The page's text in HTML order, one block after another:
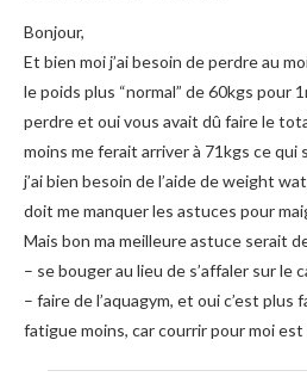
Bonjour,
Et bien moi j’ai besoin de perdre au
le poids plus “normal” de 60kgs pour
perdre et oui vous avait dû faire le
moins me ferait arriver à 71kgs ce qui
j’ai bien besoin de l’aide de weight
doit me manquer les astuces pour
Mais bon ma meilleure astuce serait
– se bouger au lieu de s’affaler sur le
– faire de l’aquagym, et oui c’est plus
fatigue moins, car courrir pour moi